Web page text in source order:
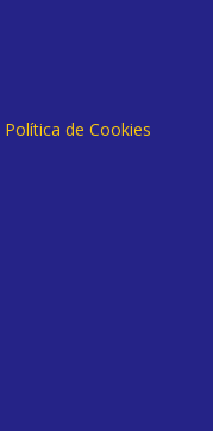
Política de Cookies